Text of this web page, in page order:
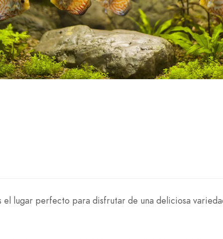
el lugar perfecto para disfrutar de una deliciosa